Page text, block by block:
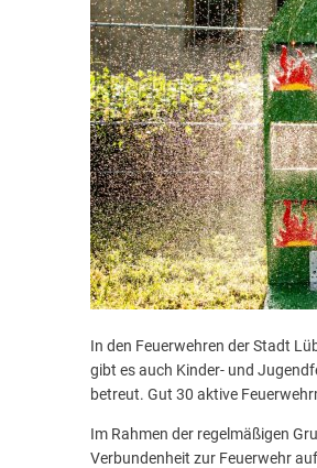
In den Feuerwehren der Stadt
gibt es auch Kinder- und
betreut. Gut 30 aktive
Im Rahmen der regelmäßigen
Verbundenheit zur Feuerwehr